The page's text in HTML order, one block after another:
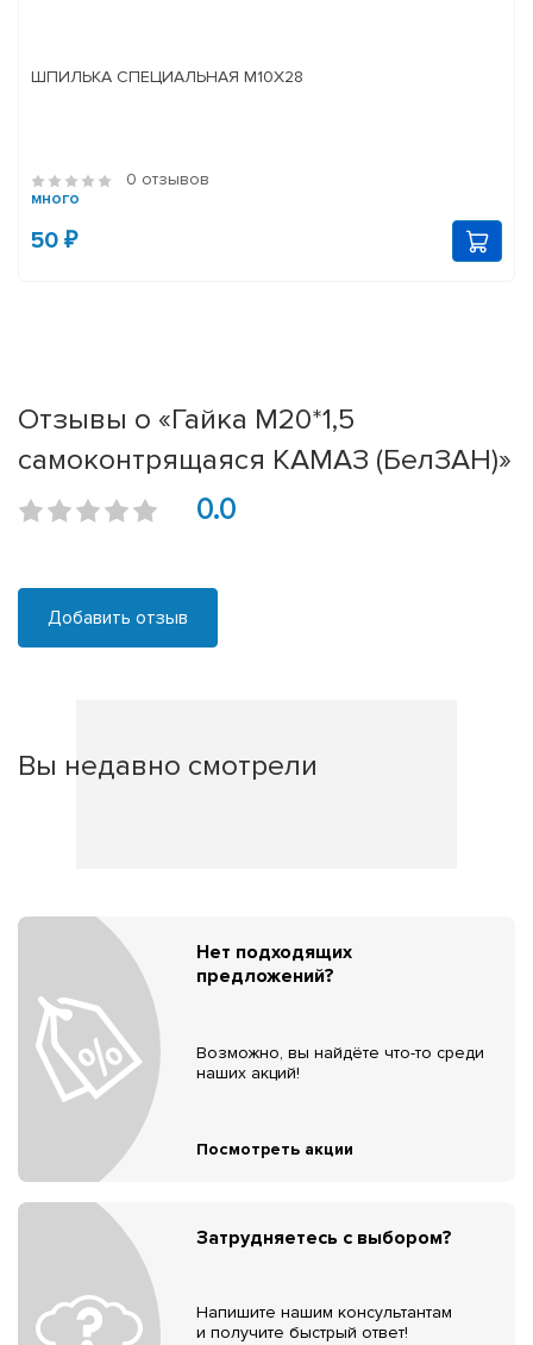
ШПИЛЬКА СПЕЦИАЛЬНАЯ М10Х28
0 отзывов
много
50 ₽
Отзывы о «Гайка М20*1,5
самоконтрящаяся КАМАЗ (БелЗАН)»
0.0
Добавить отзыв
Вы недавно смотрели
Нет подходящих
предложений?
Возможно, вы найдёте что-то среди
наших акций!
Посмотреть акции
Затрудняетесь с выбором?
Напишите нашим консультантам
и получите быстрый ответ!